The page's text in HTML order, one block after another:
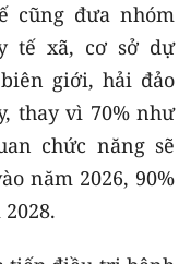
cũng đưa nhóm
tế xã, cơ sở dự
giới, hải đảo
thay vì 70% như
chức năng sẽ
năm 2026, 90%